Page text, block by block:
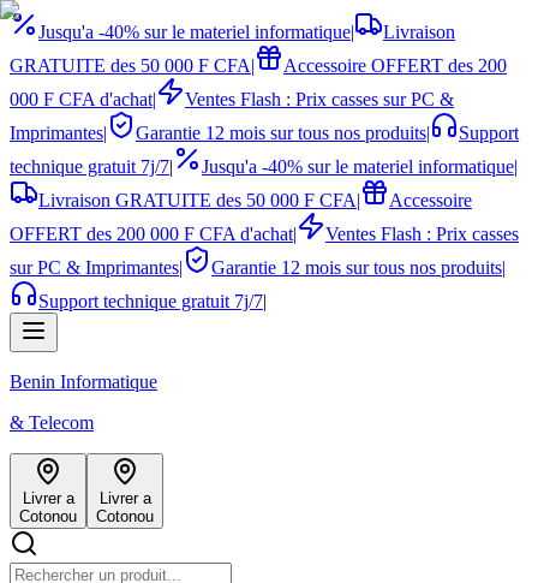
Jusqu'a -40% sur le materiel informatique|
Livraison
GRATUITE des 50 000 F CFA|
Accessoire OFFERT des 200
000 F CFA d'achat|
Ventes Flash : Prix casses sur PC &
Imprimantes| Garantie 12 mois sur tous nos produits|
Support
technique gratuit 7j/7| Jusqu'a -40% sur le materiel informatique|
Livraison GRATUITE des 50 000 F CFA|
Accessoire
OFFERT des 200 000 F CFA d'achat|
Ventes Flash : Prix casses
sur PC & Imprimantes| Garantie 12 mois sur tous nos produits|
Support technique gratuit 7j/7|
Benin Informatique
& Telecom
Livrer a
Cotonou
Livrer a
Cotonou